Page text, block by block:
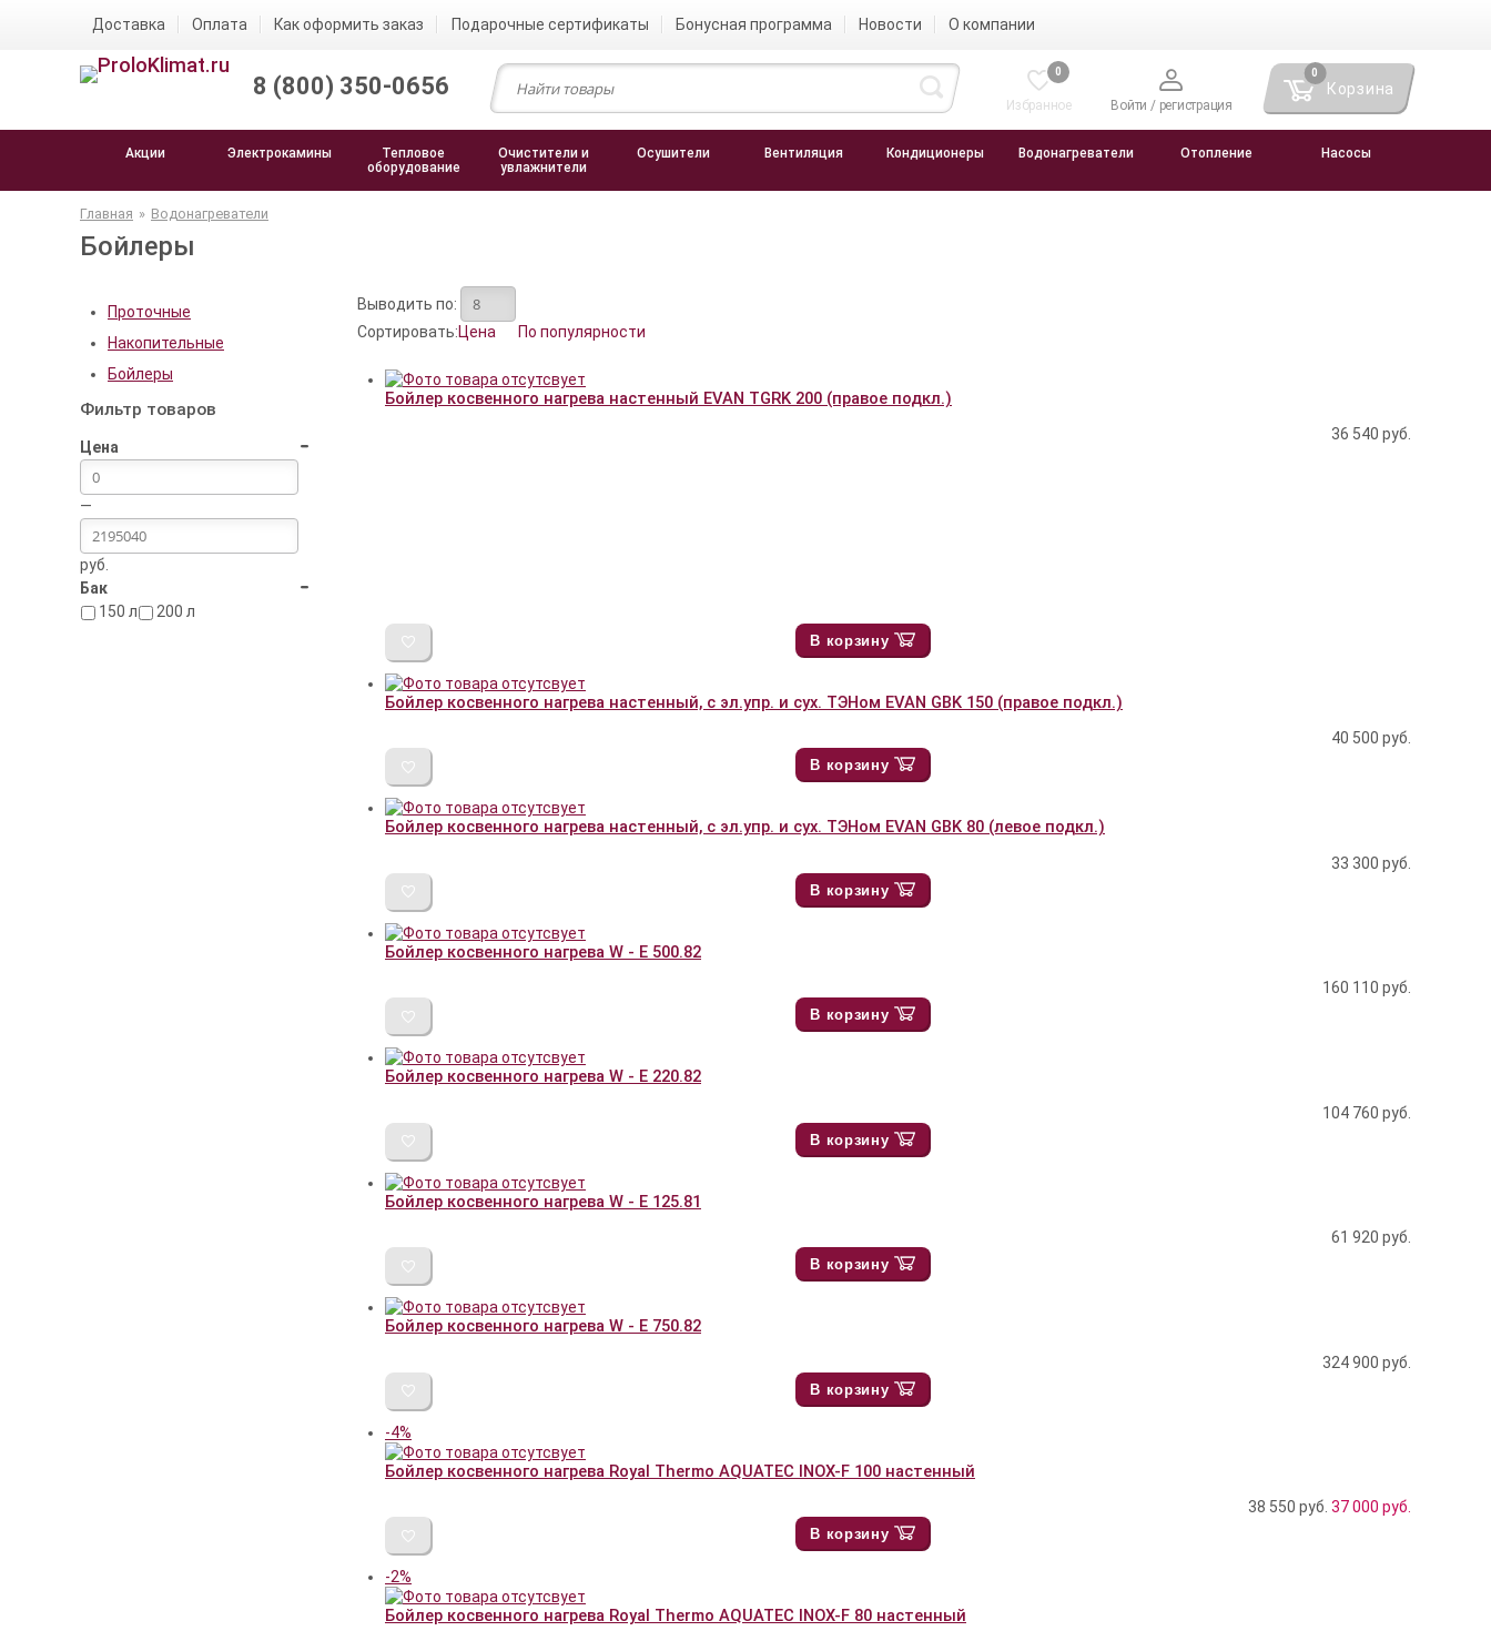
Доставка Оплата Как оформить заказ Подарочные сертификаты Бонусная программа Новости О компании
8 (800) 350-0656
0
Избранное Войти / регистрация
0
Корзина
Акции Электрокамины
Тепловое
оборудование
Очистители и
увлажнители
Осушители Вентиляция Кондиционеры Водонагреватели Отопление Насосы
Главная » Водонагреватели
Бойлеры
Проточные
Накопительные
Бойлеры
Фильтр товаров
Цена
—
руб.
Бак
150 л
200 л
Выводить по:
Сортировать:Цена По популярности
Бойлер косвенного нагрева настенный EVAN TGRK 200 (правое подкл.)
36 540 руб.
В корзину
Бойлер косвенного нагрева настенный, с эл.упр. и сух. ТЭНом EVAN GBK 150 (правое подкл.)
40 500 руб.
В корзину
Бойлер косвенного нагрева настенный, с эл.упр. и сух. ТЭНом EVAN GBK 80 (левое подкл.)
33 300 руб.
В корзину
Бойлер косвенного нагрева W - E 500.82
160 110 руб.
В корзину
Бойлер косвенного нагрева W - E 220.82
104 760 руб.
В корзину
Бойлер косвенного нагрева W - E 125.81
61 920 руб.
В корзину
Бойлер косвенного нагрева W - E 750.82
324 900 руб.
В корзину
-4%
Бойлер косвенного нагрева Royal Thermo AQUATEC INOX-F 100 настенный
38 550 руб. 37 000 руб.
В корзину
-2%
Бойлер косвенного нагрева Royal Thermo AQUATEC INOX-F 80 настенный